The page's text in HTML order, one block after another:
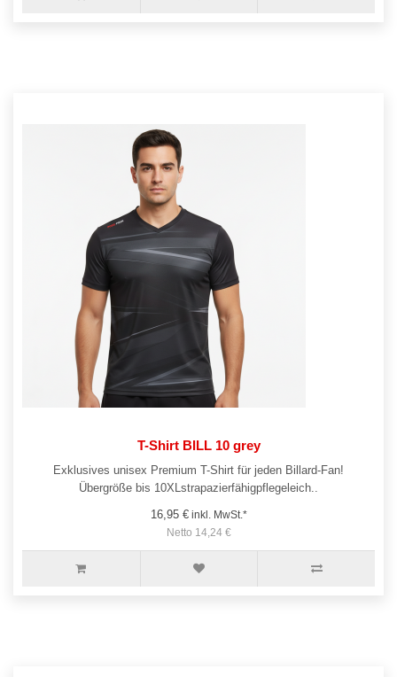
T-Shirt BILL 10 grey
Exklusives unisex Premium T-Shirt für jeden Billard-Fan!
Übergröße bis 10XLstrapazierfähigpflegeleich..
16,95 €inkl. MwSt.*
Netto 14,24 €